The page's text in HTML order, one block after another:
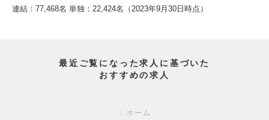
連結：77,468名 単独：22,424名（2023年9月30日時点）
最近ご覧になった求人に基づいた
おすすめの求人
ホーム